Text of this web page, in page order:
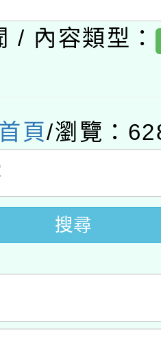
養講師名單
容與教學軟
應申請許可
水利署委託
院辦理「
位及節水達
22日(星期六
祈福系列
航」
園地景藝術
/ 內容類型：
頁/瀏覽：
搜尋